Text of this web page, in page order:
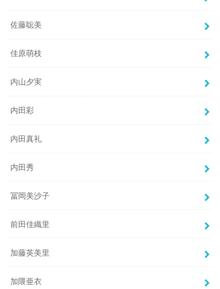
佐藤聡美
佳原萌枝
内山夕実
内田彩
内田真礼
内田秀
冨岡美沙子
前田佳織里
加藤英美里
加隈亜衣